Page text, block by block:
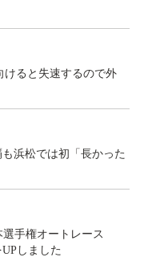
けると失速するので外
も浜松では初「長かった
選手権オートレース
しました